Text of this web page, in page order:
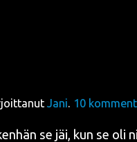
Jani. 10
se jäi, kun se oli